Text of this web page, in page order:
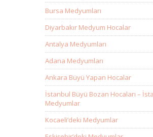
Bursa Medyumları
Diyarbakır Medyum Hocalar
Antalya Medyumları
Adana Medyumları
Ankara Büyü Yapan Hocalar
İstanbul Büyü Bozan Hocaları –
Medyumlar
Kocaeli’deki Medyumlar